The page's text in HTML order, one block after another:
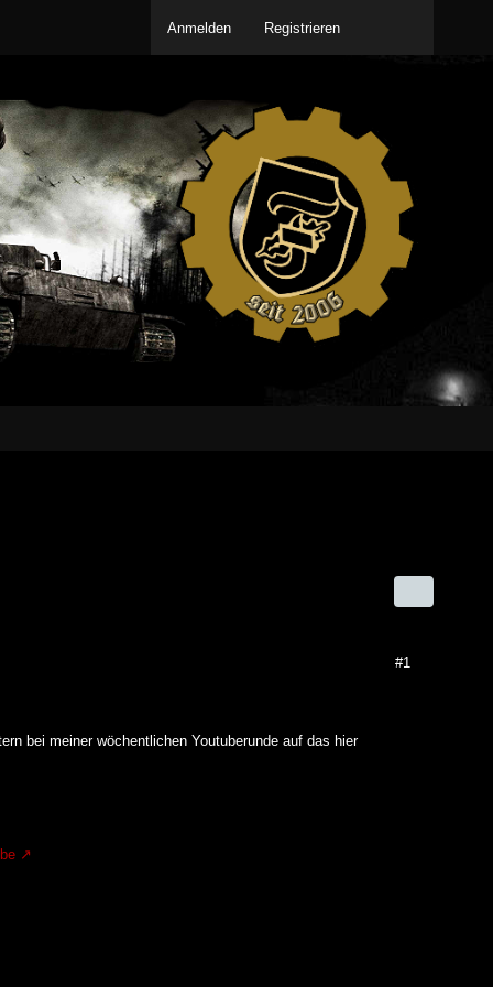
Anmelden Registrieren
#1
bei meiner wöchentlichen Youtuberunde auf das hier